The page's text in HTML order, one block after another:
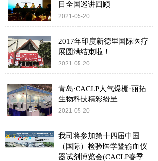
目全国巡讲回顾
2021-05-20
2017年印度新德里国际医疗
展圆满结束啦！
2021-05-20
青岛·CACLP人气爆棚·丽拓
生物科技精彩纷呈
2021-05-20
我司将参加第十四届中国
（国际）检验医学暨输血仪
器试剂博览会(CACLP春季